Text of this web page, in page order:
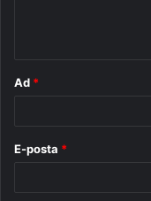
Ad *
E-posta *